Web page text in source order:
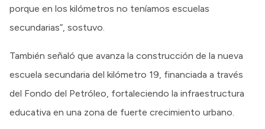
porque en los kilómetros no teníamos escuelas
secundarias”, sostuvo.
También señaló que avanza la construcción de la nueva
escuela secundaria del kilómetro 19, financiada a través
del Fondo del Petróleo, fortaleciendo la infraestructura
educativa en una zona de fuerte crecimiento urbano.